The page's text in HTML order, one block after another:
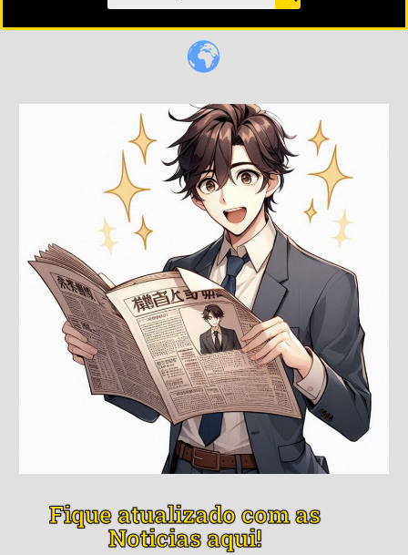
Fique atualizado com as
Noticias aqui!